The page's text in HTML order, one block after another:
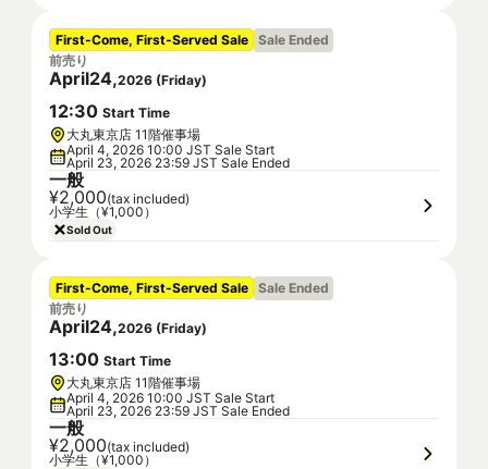
First-Come, First-Served Sale Sale Ended
前売り
April24,2026 (Friday)
12:30 Start Time
大丸東京店 11階催事場
April 4, 2026 10:00 JST Sale Start
April 23, 2026 23:59 JST Sale Ended
一般
¥2,000(tax included)
小学生（¥1,000）
Sold Out
First-Come, First-Served Sale Sale Ended
前売り
April24,2026 (Friday)
13:00 Start Time
大丸東京店 11階催事場
April 4, 2026 10:00 JST Sale Start
April 23, 2026 23:59 JST Sale Ended
一般
¥2,000(tax included)
小学生（¥1,000）